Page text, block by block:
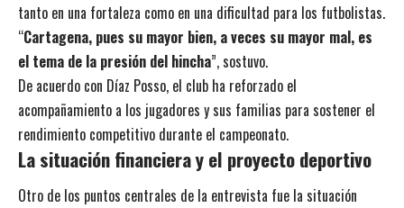
tanto en una fortaleza como en una dificultad para los futbolistas.
“Cartagena, pues su mayor bien, a veces su mayor mal, es
el tema de la presión del hincha”, sostuvo.
De acuerdo con Díaz Posso, el club ha reforzado el
acompañamiento a los jugadores y sus familias para sostener el
rendimiento competitivo durante el campeonato.
La situación financiera y el proyecto deportivo
Otro de los puntos centrales de la entrevista fue la situación